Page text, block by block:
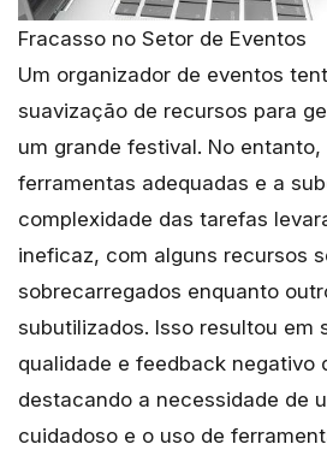
Fracasso no Setor de Eventos
Um organizador de eventos
suavização de recursos para
um grande festival. No
ferramentas adequadas e a
complexidade das tarefas
ineficaz, com alguns recursos
sobrecarregados enquanto
subutilizados. Isso resultou em
qualidade e feedback negativo
destacando a necessidade de
cuidadoso e o uso de